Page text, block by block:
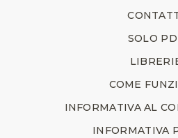
SOLO
COME
INFORMATIVA AL
INFORMATIVA